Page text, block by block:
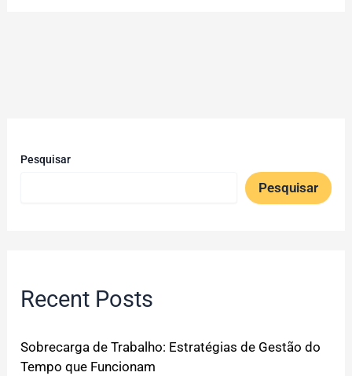
Pesquisar
Pesquisar
Recent Posts
Sobrecarga de Trabalho: Estratégias de Gestão do
Tempo que Funcionam